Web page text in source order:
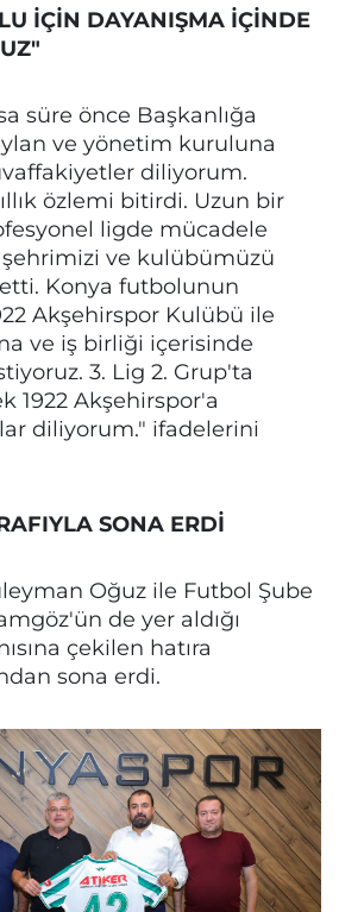
İÇİN DAYANIŞMA İÇİNDE
süre önce Başkanlığa
ve yönetim kuruluna
diliyorum.
özlemi bitirdi. Uzun bir
ligde mücadele
ve kulübümüzü
Konya futbolunun
Akşehirspor Kulübü ile
ve iş birliği içerisinde
3. Lig 2. Grup'ta
1922 Akşehirspor'a
diliyorum." ifadelerini
SONA ERDİ
Oğuz ile Futbol Şube
de yer aldığı
çekilen hatıra
sona erdi.